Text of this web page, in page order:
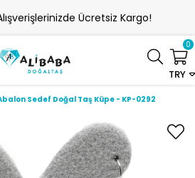
Ücretsiz Kargo!
TRY
0
Sedef Doğal Taş Küpe - KP-0292